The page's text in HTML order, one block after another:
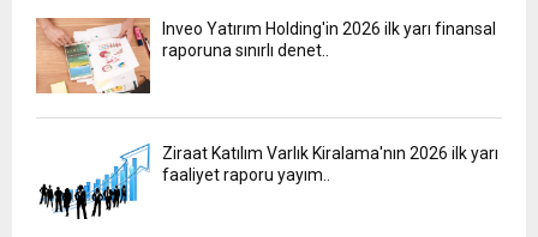
Inveo Yatırım Holding'in 2026 ilk yarı finansal
raporuna sınırlı denet..
Ziraat Katılım Varlık Kiralama'nın 2026 ilk yarı
faaliyet raporu yayım..